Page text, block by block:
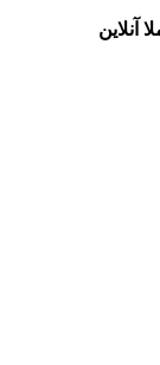
آنلاین